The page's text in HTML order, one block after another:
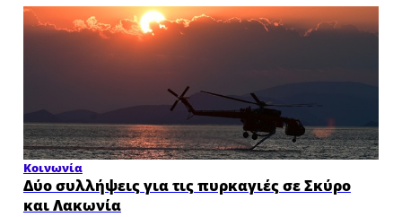
Κοινωνία
Δύο συλλήψεις για τις πυρκαγιές σε Σκύρο
και Λακωνία